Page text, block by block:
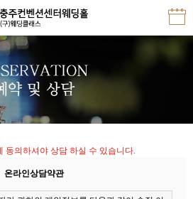
동의하셔야 상담 하실 수 있습니다.
온라인상담약관